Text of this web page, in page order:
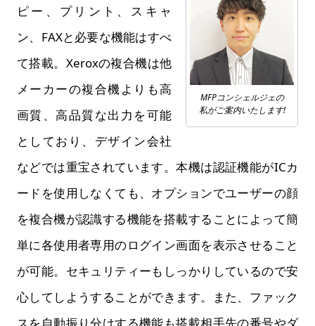
MFPコンシェルジェの
私がご案内いたします!
ピー、プリント、スキャ
ン、FAXと必要な機能はすべ
て搭載。Xeroxの複合機は他
メーカーの複合機よりも高
画質、高品質な出力を可能
としており、デザイン会社
などでは重宝されています。本機は認証機能がICカ
ードを使用しなくても、オプションでユーザーの顔
を複合機が認識する機能を搭載することによって簡
単に各使用者専用のログイン画面を表示させること
が可能。セキュリティーもしっかりしているので安
心してしようすることができます。また、ファック